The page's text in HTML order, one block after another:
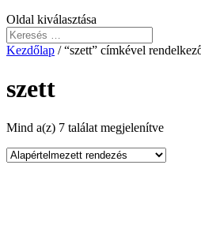
Oldal kiválasztása
Kezdőlap / “szett” címkével
szett
Mind a(z) 7 találat megjelenítve